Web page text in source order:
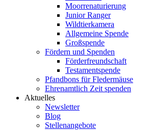
Moorrenaturierung
Junior Ranger
Wildtierkamera
Allgemeine Spende
Großspende
Fördern und Spenden
Förderfreundschaft
Testamentspende
Pfandbons für Fledermäuse
Ehrenamtlich Zeit spenden
Aktuelles
Newsletter
Blog
Stellenangebote